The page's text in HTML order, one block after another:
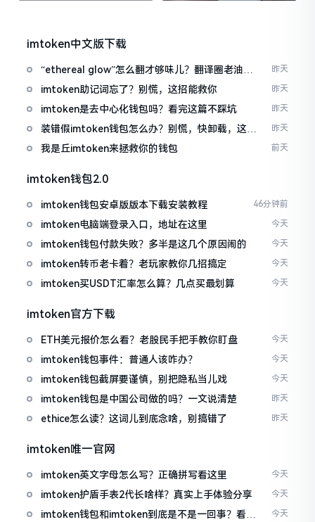
imtoken中文版下载
“ethereal glow”怎么翻才够味儿？翻译圈老油条
的私房话
昨天
imtoken助记词忘了？别慌，这招能救你 昨天
imtoken是去中心化钱包吗？看完这篇不踩坑 昨天
装错假imtoken钱包怎么办？别慌，快卸载，这几
招能救急
昨天
我是丘imtoken来拯救你的钱包 前天
imtoken钱包2.0
imtoken钱包安卓版版本下载安装教程 46分钟前
imtoken电脑端登录入口，地址在这里 今天
imtoken钱包付款失败？多半是这几个原因闹的 今天
imtoken转币老卡着？老玩家教你几招搞定 今天
imtoken买USDT汇率怎么算？几点买最划算 今天
imtoken官方下载
ETH美元报价怎么看？老股民手把手教你盯盘 今天
imtoken钱包事件：普通人该咋办？ 今天
imtoken钱包截屏要谨慎，别把隐私当儿戏 今天
imtoken钱包是中国公司做的吗？一文说清楚 昨天
ethice怎么读？这词儿到底念啥，别搞错了 昨天
imtoken唯一官网
imtoken英文字母怎么写？正确拼写看这里 今天
imtoken护盾手表2代长啥样？真实上手体验分享 今天
imtoken钱包和imtoken到底是不是一回事？看完
今天